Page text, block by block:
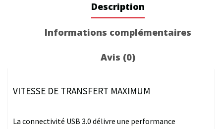
Description
Informations complémentaires
Avis (0)
VITESSE DE TRANSFERT MAXIMUM
La connectivité USB 3.0 délivre une performance